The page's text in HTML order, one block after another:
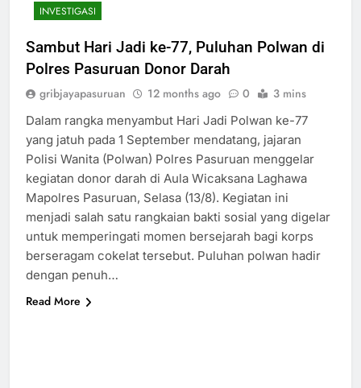
INVESTIGASI
Sambut Hari Jadi ke-77, Puluhan Polwan di
Polres Pasuruan Donor Darah
gribjayapasuruan 12 months ago 0 3 mins
Dalam rangka menyambut Hari Jadi Polwan ke-77
yang jatuh pada 1 September mendatang, jajaran
Polisi Wanita (Polwan) Polres Pasuruan menggelar
kegiatan donor darah di Aula Wicaksana Laghawa
Mapolres Pasuruan, Selasa (13/8). Kegiatan ini
menjadi salah satu rangkaian bakti sosial yang digelar
untuk memperingati momen bersejarah bagi korps
berseragam cokelat tersebut. Puluhan polwan hadir
dengan penuh…
Read More